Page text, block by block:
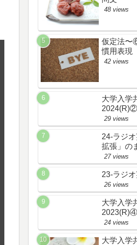
48 views
仮定法〜
慣用表現
42 views
大学入学
29 views
24-ラジ
拡張」の
27 views
23-ラジ
26 views
大学入学
24 views
大学入学